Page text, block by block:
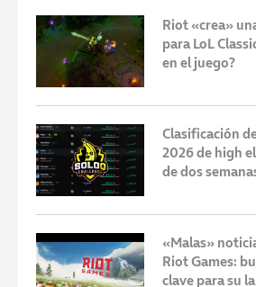
Riot «crea»
para LoL
en el juego?
Clasificación
2026 de high
de dos
«Malas»
Riot Games:
clave para su